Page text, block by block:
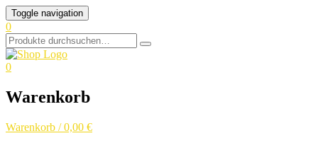
Skip
to
content
Toggle navigation
0
Search
for:
0
Warenkorb
Warenkorb / 0,00 €